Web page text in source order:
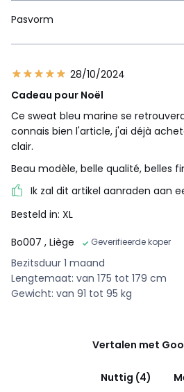
Pasvorm
28/10/2024
Cadeau pour Noël
Ce sweat bleu marine se
connais bien l'article, j'ai déjà
clair.
Beau modèle, belle qualité, belles
Ik zal dit artikel aanraden aan
Besteld in: XL
Bo007 , Liège Geverifieerde koper
Bezitsduur 1 maand
Lengtemaat: van 175 tot 179 cm
Gewicht: van 91 tot 95 kg
Vertalen met
Nuttig (4)